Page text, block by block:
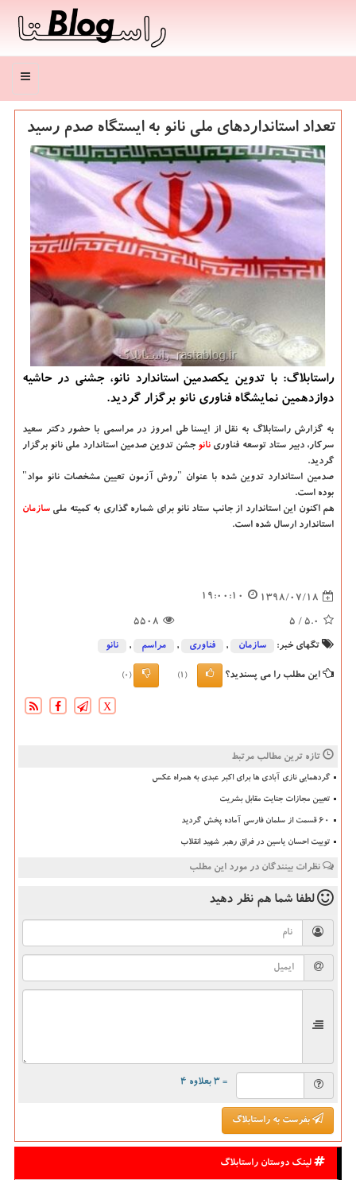
منو
تعداد استانداردهای ملی نانو به ایستگاه صدم رسید
راستابلاگ: با تدوین یكصدمین استاندارد نانو، جشنی در حاشیه
دوازدهمین نمایشگاه فناوری نانو برگزار گردید.
به گزارش راستابلاگ به نقل از ایسنا طی امروز در مراسمی با حضور دكتر سعید
سركار، دبیر ستاد توسعه فناوری نانو جشن تدوین صدمین استاندارد ملی نانو برگزار
گردید.
صدمین استاندارد تدوین شده با عنوان "روش آزمون تعیین مشخصات نانو مواد"
بوده است.
هم اكنون این استاندارد از جانب ستاد نانو برای شماره گذاری به كمیته ملی سازمان
استاندارد ارسال شده است.
1398/07/18
19:00:10
5.0
/ 5
5508
تگهای خبر: سازمان , فناوری , مراسم , نانو
این مطلب را می پسندید؟ (1)
(0)
X
تازه ترین مطالب مرتبط
گردهمایی نازی آبادی ها برای اکبر عبدی به همراه عکس
تعیین مجازات جنایت مقابل بشریت
۶۰ قسمت از سلمان فارسی آماده پخش گردید
توییت احسان یاسین در فراق رهبر شهید انقلاب
نظرات بینندگان در مورد این مطلب
لطفا شما هم نظر دهید
= ۳ بعلاوه ۴
بفرست به راستابلاگ
لینک دوستان راستابلاگ